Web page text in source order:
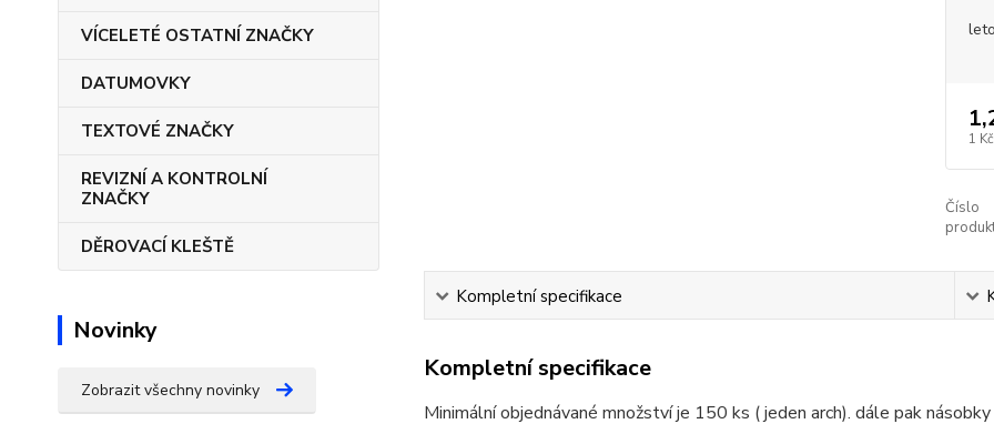
VÍCELETÉ OSTATNÍ ZNAČKY
DATUMOVKY
TEXTOVÉ ZNAČKY
REVIZNÍ A KONTROLNÍ
ZNAČKY
DĚROVACÍ KLEŠTĚ
Novinky
Zobrazit všechny novinky
1 Kč
Číslo
Kompletní specifikace
Kompletní specifikace
Minimální objednávané množství je 150 ks ( jeden arch). dále pak